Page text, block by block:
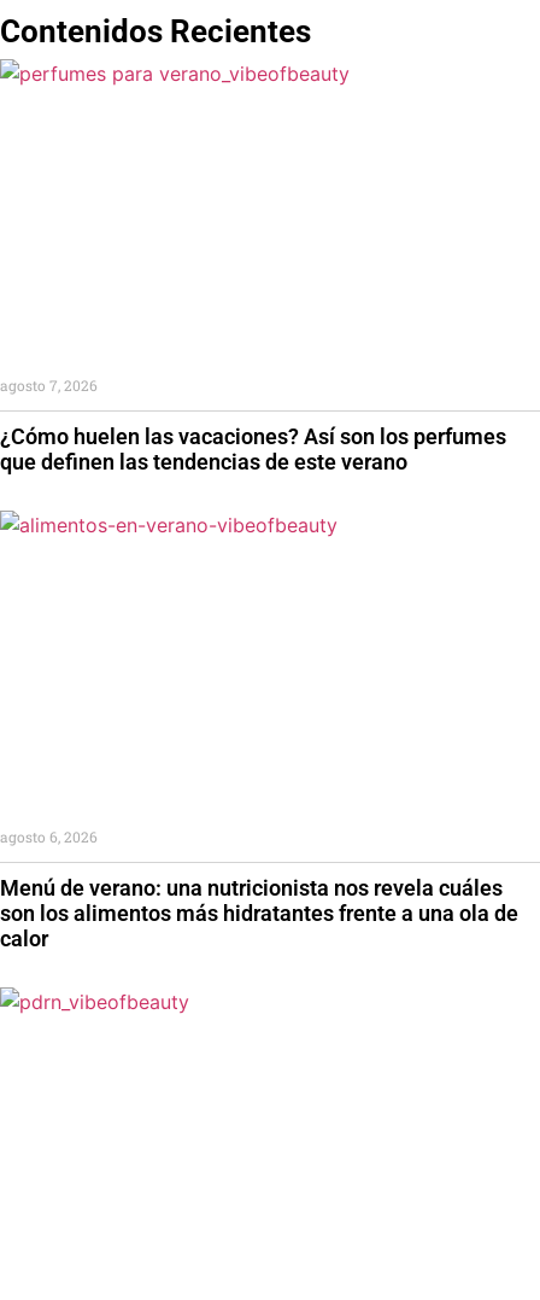
Contenidos Recientes
¿Cómo huelen las vacaciones? Así son los perfumes
que definen las tendencias de este verano
agosto 7, 2026
Menú de verano: una nutricionista nos revela cuáles
son los alimentos más hidratantes frente a una ola de
calor
agosto 6, 2026